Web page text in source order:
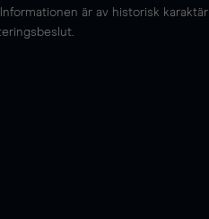
är av historisk karaktär